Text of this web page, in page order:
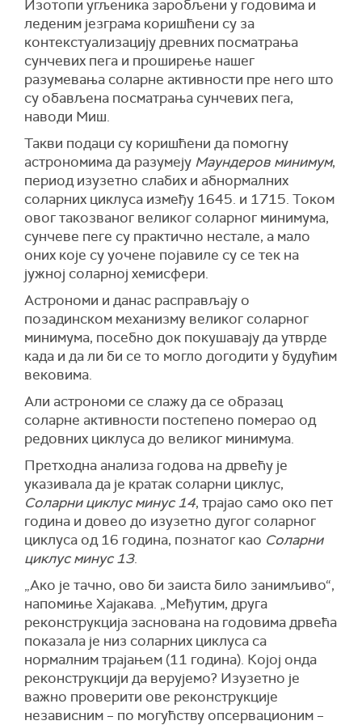
Изотопи угљеника заробљени у годовима и
леденим језграма коришћени су за
контекстуализацију древних посматрања
сунчевих пега и проширење нашег
разумевања соларне активности пре него што
су обављена посматрања сунчевих пега,
наводи Миш.
Такви подаци су коришћени да помогну
астрономима да разумеју Маундеров минимум,
период изузетно слабих и абнормалних
соларних циклуса између 1645. и 1715. Током
овог такозваног великог соларног минимума,
сунчеве пеге су практично нестале, а мало
оних које су уочене појавиле су се тек на
јужној соларној хемисфери.
Астрономи и данас расправљају о
позадинском механизму великог соларног
минимума, посебно док покушавају да утврде
када и да ли би се то могло догодити у будућим
вековима.
Али астрономи се слажу да се образац
соларне активности постепено померао од
редовних циклуса до великог минимума.
Претходна анализа годова на дрвећу је
указивала да је кратак соларни циклус,
Соларни циклус минус 14, трајао само око пет
година и довео до изузетно дугог соларног
циклуса од 16 година, познатог као Соларни
циклус минус 13.
„Ако је тачно, ово би заиста било занимљиво“,
напомиње Хајакава. „Међутим, друга
реконструкција заснована на годовима дрвећа
показала је низ соларних циклуса са
нормалним трајањем (11 година). Којој онда
реконструкцији да верујемо? Изузетно је
важно проверити ове реконструкције
независним – по могућству опсервационим –